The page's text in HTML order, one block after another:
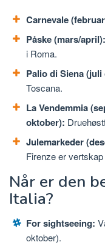
Carnevale
Påske (mars/april):
i Roma.
Palio di Siena
Toscana.
La Vendemmia
oktober):
Julemarkeder
Firenze er
Når er den
Italia?
For sightseeing:
oktober).